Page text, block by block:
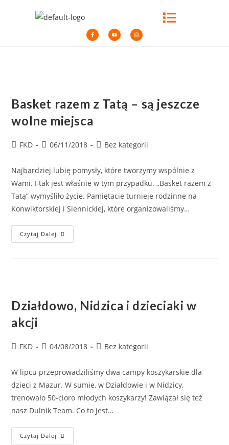
Basket razem z Tatą – są jeszcze
wolne miejsca
FKD 06/11/2018 Bez kategorii
Najbardziej lubię pomysły, które tworzymy wspólnie z
Wami. I tak jest właśnie w tym przypadku. „Basket razem z
Tatą” wymyśliło życie. Pamiętacie turnieje rodzinne na
Konwiktorskiej i Siennickiej, które organizowaliśmy…
Czytaj Dalej
Działdowo, Nidzica i dzieciaki w
akcji
FKD 04/08/2018 Bez kategorii
W lipcu przeprowadziliśmy dwa campy koszykarskie dla
dzieci z Mazur. W sumie, w Działdowie i w Nidzicy,
trenowało 50-cioro młodych koszykarzy! Zawiązał się też
nasz Dulnik Team. Co to jest…
Czytaj Dalej